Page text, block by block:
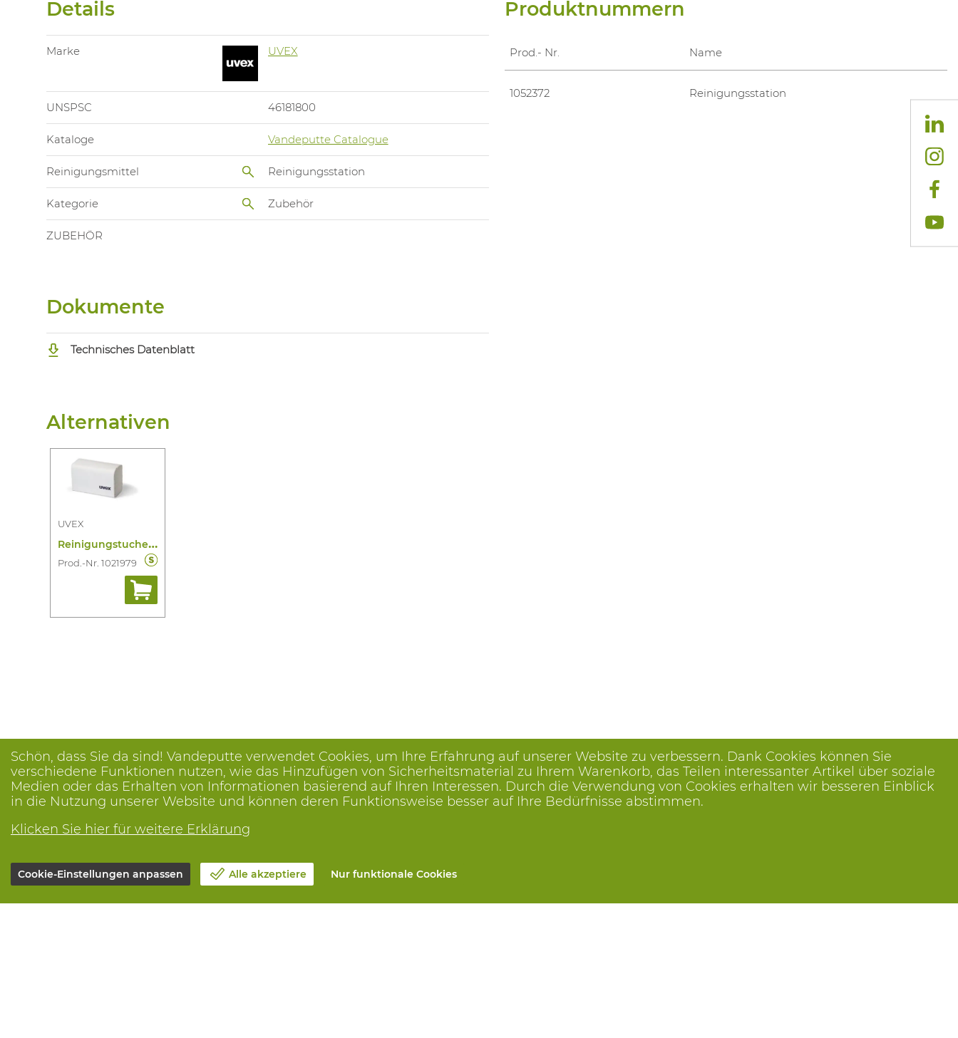
Details
Marke UVEX
UNSPSC 46181800
Kataloge Vandeputte Catalogue
Reinigungsmittel Reinigungsstation
Kategorie Zubehör
ZUBEHÖR
Produktnummern
Prod.- Nr. Name
1052372 Reinigungsstation
Dokumente
Technisches Datenblatt
Alternativen
UVEX
R
einigungstucher FR Reinigungsstation
Prod.-Nr. 1021979
Schön, dass Sie da sind! Vandeputte verwendet Cookies, um Ihre Erfahrung auf unserer Website zu verbessern. Dank Cookies können Sie
verschiedene Funktionen nutzen, wie das Hinzufügen von Sicherheitsmaterial zu Ihrem Warenkorb, das Teilen interessanter Artikel über soziale
Medien oder das Erhalten von Informationen basierend auf Ihren Interessen. Durch die Verwendung von Cookies erhalten wir besseren Einblick
in die Nutzung unserer Website und können deren Funktionsweise besser auf Ihre Bedürfnisse abstimmen.
Klicken Sie hier für weitere Erklärung
Cookie-Einstellungen anpassen Alle akzeptiere Nur funktionale Cookies